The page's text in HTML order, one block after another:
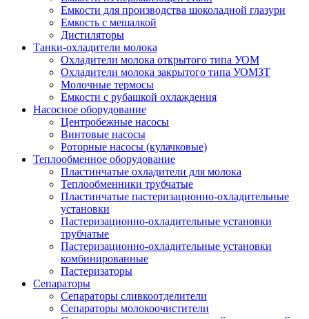
Емкости для производства шоколадной глазури
Емкость с мешалкой
Дистиляторы
Танки-охладители молока
Охладители молока открытого типа УОМ
Охладители молока закрытого типа УОМЗТ
Молочные термосы
Емкости с рубашкой охлаждения
Насосное оборудование
Центробежные насосы
Винтовые насосы
Роторные насосы (кулачковые)
Теплообменное оборудование
Пластинчатые охладители для молока
Теплообменники трубчатые
Пластинчатые пастеризационно-охладительные
установки
Пастеризационно-охладительные установки
трубчатые
Пастеризационно-охладительные установки
комбинированные
Пастеризаторы
Сепараторы
Сепараторы сливкоотделители
Сепараторы молокоочистители